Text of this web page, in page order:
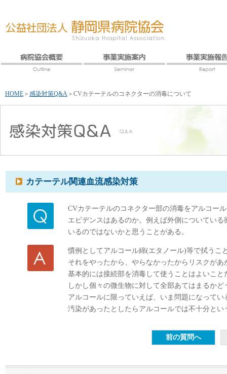
HOME ＞ 感染対策Q&A ＞ CVカテーテルのコネクターの消毒について
カテーテル関連血流感染対策
CVカテーテルのコネクター部の消毒をアルコー
エビデンスはあるのか。例えば外側についてい
いるのではないかと思うことがある。
慣例としてアルコール綿(エタノール)等で拭うこ
それをやったから、やらなかったからリスクが
基本的には接続部を消毒して使うことはよいこ
しかし個々の微生物に対して全部あてはまるか
アルコールに限っていえば、いま問題になってい
汚染があったとしたらアルコールでは不十分とい